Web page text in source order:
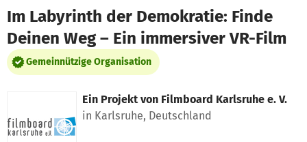
Im Labyrinth der Demokratie: Finde
Deinen Weg – Ein immersiver VR-Film
Gemeinnützige Organisation
Ein Projekt von Filmboard Karlsruhe e. V.
in Karlsruhe, Deutschland